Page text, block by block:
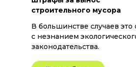
строительного мусора
В большинстве случаев это
с незнанием
законодательства.